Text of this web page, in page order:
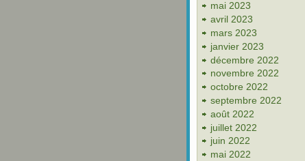
mai 2023
avril 2023
mars 2023
janvier 2023
décembre 2022
novembre 2022
octobre 2022
septembre 2022
août 2022
juillet 2022
juin 2022
mai 2022